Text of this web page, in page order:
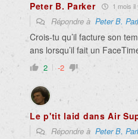
Peter B. Parker 1 mois il
Répondre à Peter B.
Crois-tu qu’il facture son
ans lorsqu’il fait un
2 -2
Le p'tit laid dans Air
Répondre à Peter B.